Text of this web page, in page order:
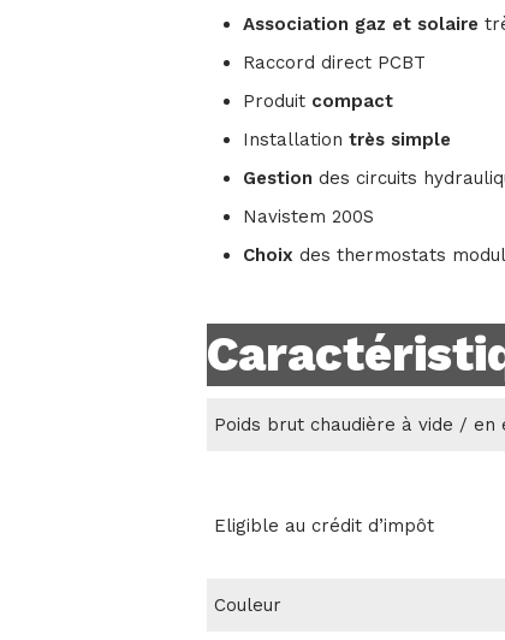
Association gaz et solaire
Raccord direct PCBT
Produit compact
Installationtrès simple
Gestion des circuits
Navistem 200S
Choix des thermostats
Poids brut chaudière à vide / en
Eligible au crédit d’impôt
Couleur